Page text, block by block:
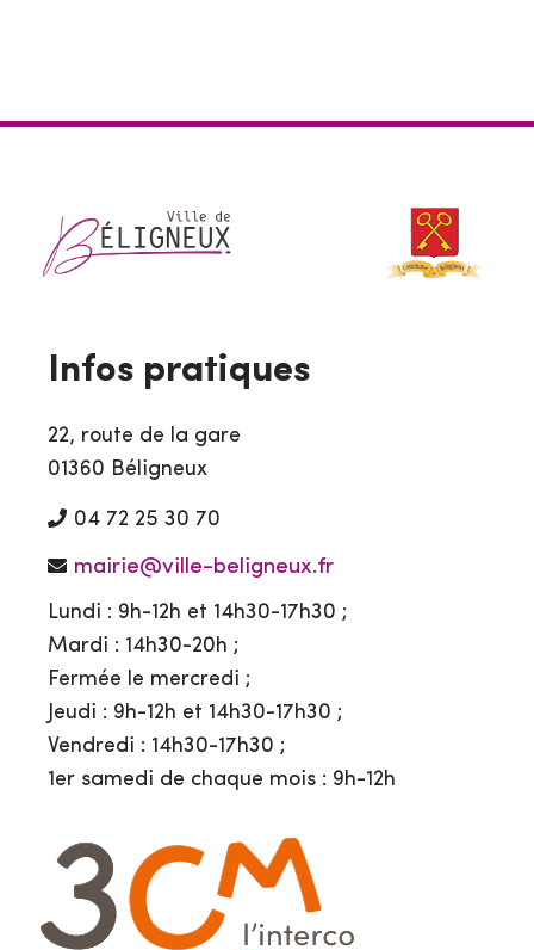
Infos pratiques
22, route de la gare
01360 Béligneux
04 72 25 30 70
mairie@ville-beligneux.fr
Lundi : 9h-12h et 14h30-17h30 ;
Mardi : 14h30-20h ;
Fermée le mercredi ;
Jeudi : 9h-12h et 14h30-17h30 ;
Vendredi : 14h30-17h30 ;
1er samedi de chaque mois : 9h-12h